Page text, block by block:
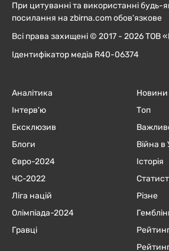
При цитуванні та використанні будь-
посилання на zbirna.com обов'язкове
Всі права захищені © 2017 - 2026 ТОВ
Ідентифікатор медіа R40-06374
Аналітика
Інтерв'ю
Ексклюзив
Блоги
Євро-2024
ЧC-2022
Ліга націй
Олімпіада-2024
Гравці
Новини
Топ
Війна в
Історія
Різне